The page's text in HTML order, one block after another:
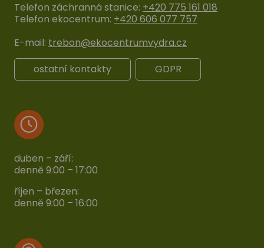
Telefon záchranná stanice: +420 775 161 018
Telefon ekocentrum: +420 606 077 757
E-mail: trebon@ekocentrumvydra.cz
ostatní kontakty
GDPR
duben – září:
denně 9:00 – 17:00
říjen – březen:
denně 9:00 – 16:00